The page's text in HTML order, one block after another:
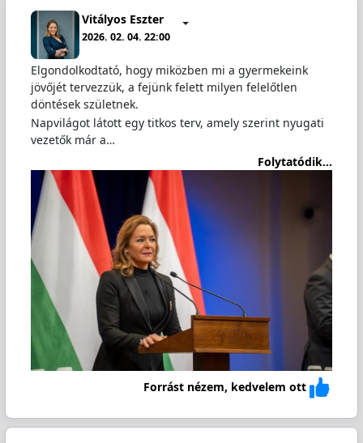
Vitályos Eszter
2026. 02. 04. 22:00
Elgondolkodtató, hogy miközben mi a gyermekeink
jövőjét tervezzük, a fejünk felett milyen felelőtlen
döntések születnek.
Napvilágot látott egy titkos terv, amely szerint nyugati
vezetők már a…
Folytatódik...
Forrást nézem, kedvelem ott